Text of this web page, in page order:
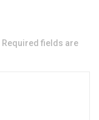
fields are